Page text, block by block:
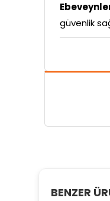
güvenlik
BENZER